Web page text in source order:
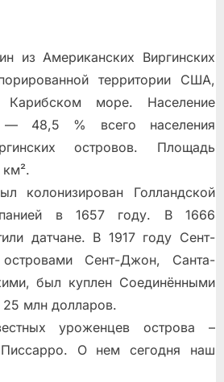
из Американских Виргинских
территории США,
Карибском море. Население
% всего населения
островов. Площадь
колонизирован Голландской
в 1657 году. В 1666
датчане. В 1917 году Сент-
Сент-Джон, Санта-
был куплен Соединёнными
млн долларов.
уроженцев острова –
О нем сегодня наш